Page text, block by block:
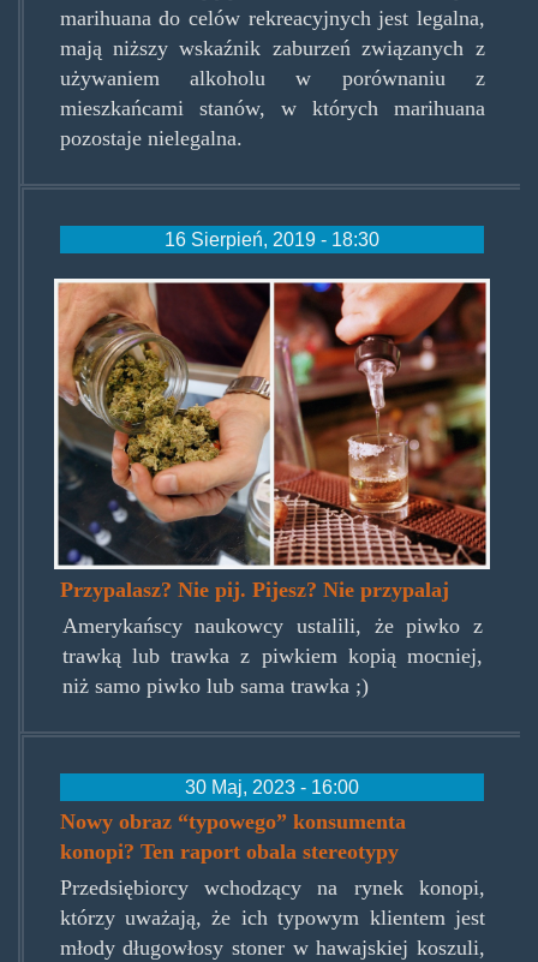
marihuana do celów rekreacyjnych jest legalna,
mają niższy wskaźnik zaburzeń związanych z
używaniem alkoholu w porównaniu z
mieszkańcami stanów, w których marihuana
pozostaje nielegalna.
16 Sierpień, 2019 - 18:30
marijuana-
vs-
alcohol-
split.jpg
Przypalasz? Nie pij. Pijesz? Nie przypalaj
Amerykańscy naukowcy ustalili, że piwko z
trawką lub trawka z piwkiem kopią mocniej,
niż samo piwko lub sama trawka ;)
30 Maj, 2023 - 16:00
Nowy obraz “typowego” konsumenta
konopi? Ten raport obala stereotypy
Przedsiębiorcy wchodzący na rynek konopi,
którzy uważają, że ich typowym klientem jest
młody długowłosy stoner w hawajskiej koszuli,